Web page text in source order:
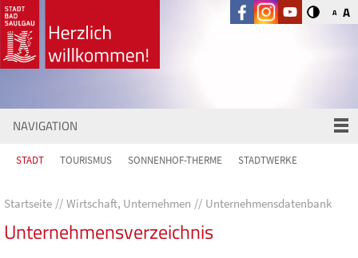
A A
NAVIGATION
STADT TOURISMUS SONNENHOF-THERME STADTWERKE
Startseite Wirtschaft, Unternehmen Unternehmensdatenbank
Unternehmensverzeichnis